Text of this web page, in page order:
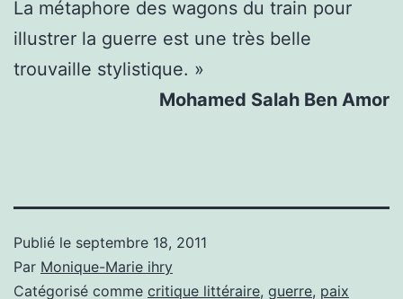
La métaphore des wagons du train pour
illustrer la guerre est une très belle
trouvaille stylistique. »
Mohamed Salah Ben Amor
Publié le septembre 18, 2011
Par Monique-Marie ihry
Catégorisé comme critique littéraire, guerre, paix